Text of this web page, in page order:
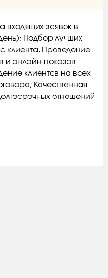
входящих заявок в
Подбор лучших
клиента; Проведение
и онлайн-показов
клиентов на всех
Качественная
отношений